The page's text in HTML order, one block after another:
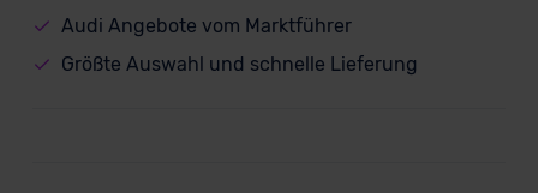
Audi Angebote vom Marktführer
Größte Auswahl und schnelle Lieferung